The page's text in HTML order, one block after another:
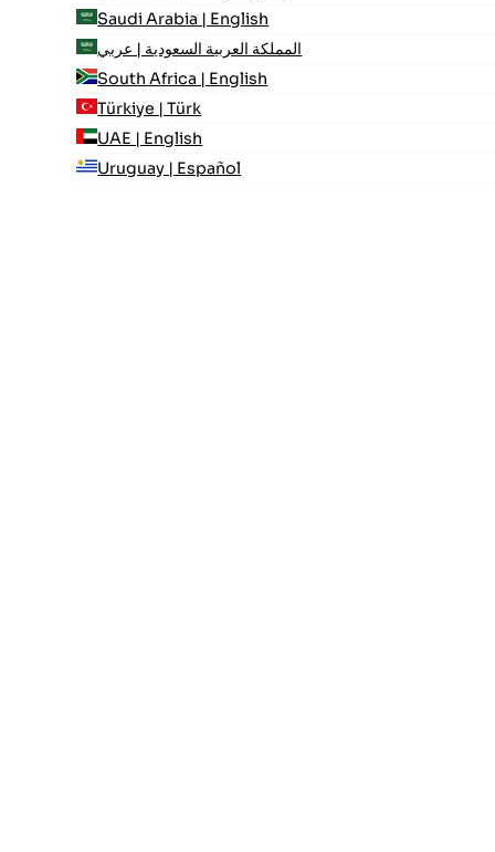
Saudi Arabia | English
المملكة العربية السعودية | عربي
South Africa | English
Türkiye | Türk
UAE | English
Uruguay | Español